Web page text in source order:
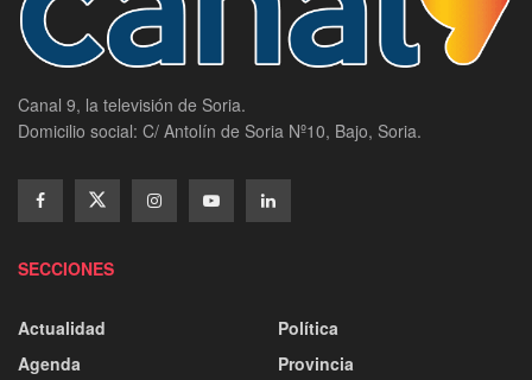
Canal 9, la televisión de Soria.
Domicilio social: C/ Antolín de Soria Nº10, Bajo, Soria.
SECCIONES
Actualidad
Agenda
Política
Provincia